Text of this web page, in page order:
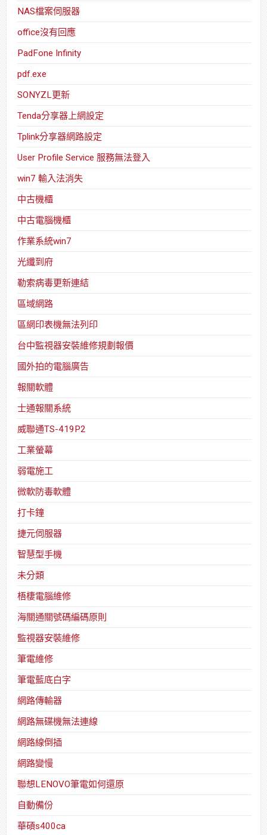
NAS檔案伺服器
office沒有回應
PadFone Infinity
pdf.exe
SONYZL更新
Tenda分享器上網設定
Tplink分享器網路設定
User Profile Service 服務無法登入
win7 輸入法消失
中古機櫃
中古電腦機櫃
作業系統win7
光纖到府
勒索病毒更新連結
區域網路
區網印表機無法列印
台中監視器安裝維修規劃報價
國外拍的電腦廣告
報關軟體
士通報關系統
威聯通TS-419P2
工業螢幕
弱電施工
微軟防毒軟體
打卡鐘
捷元伺服器
智慧型手機
未分類
梧棲電腦維修
海關通關號碼編碼原則
監視器安裝維修
筆電維修
筆電藍底白字
網路傳輸器
網路無碟機無法連線
網路線倒插
網路變慢
聯想LENOVO筆電如何還原
自動備份
華碩s400ca